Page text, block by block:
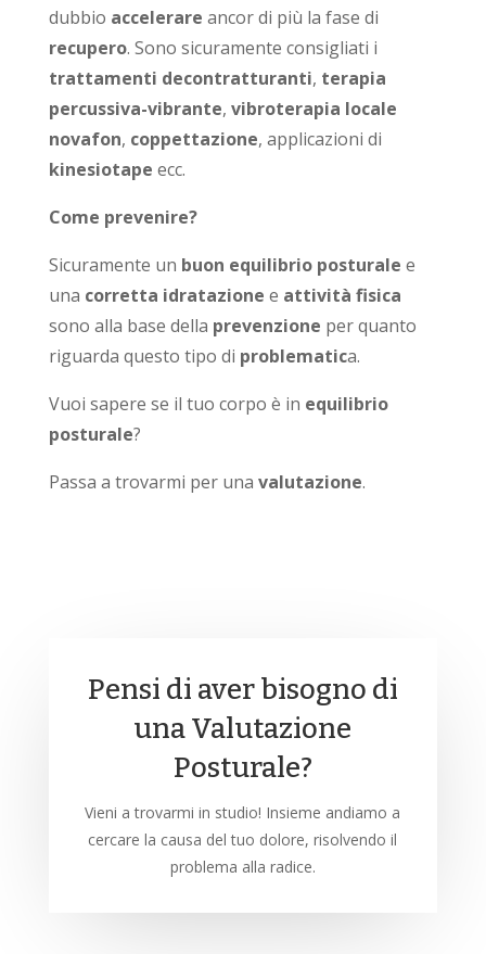
dubbio accelerare ancor di più la fase di
recupero. Sono sicuramente consigliati i
trattamenti decontratturanti, terapia
percussiva-vibrante, vibroterapia locale
novafon, coppettazione, applicazioni di
kinesiotape ecc.
Come prevenire?
Sicuramente un buon equilibrio posturale e
una corretta idratazione e attività fisica
sono alla base della prevenzione per quanto
riguarda questo tipo di problematica.
Vuoi sapere se il tuo corpo è in equilibrio
posturale?
Passa a trovarmi per una valutazione.
Pensi di aver bisogno di
una Valutazione
Posturale?
Vieni a trovarmi in studio! Insieme andiamo a
cercare la causa del tuo dolore, risolvendo il
problema alla radice.